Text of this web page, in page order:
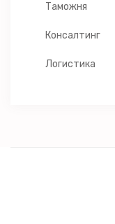
Таможня
Консалтинг
Логистика